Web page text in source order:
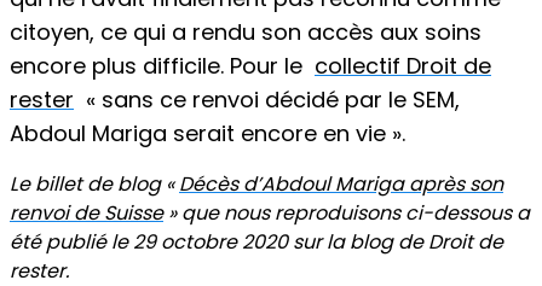
citoyen, ce qui a rendu son accès aux soins
encore plus difficile. Pour le collectif Droit de
rester « sans ce renvoi décidé par le SEM,
Abdoul Mariga serait encore en vie ».
Le billet de blog «Décès d’Abdoul Mariga après son
renvoi de Suisse» que nous reproduisons ci-dessous a
été publié le 29 octobre 2020 sur la blog de Droit de
rester.